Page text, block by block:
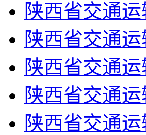
陕西省交通
陕西省交通
陕西省交通
陕西省交通
陕西省交通